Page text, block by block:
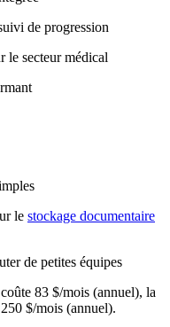
de progression
le secteur médical
le stockage documentaire
de petites équipes
83 $/mois (annuel), la
$/mois (annuel).